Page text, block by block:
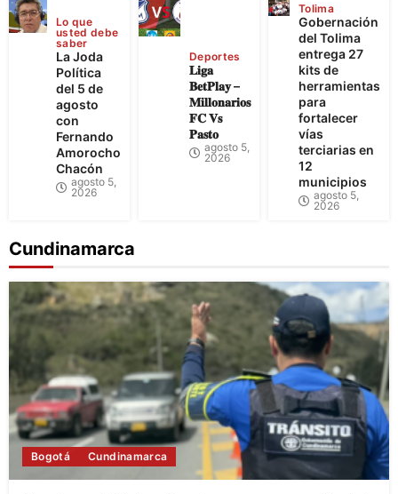
Lo que
usted debe
saber
La Joda
Política
del 5 de
agosto
con
Fernando
Amorocho
Chacón
agosto 5,
2026
Deportes
𝐋𝐢𝐠𝐚
𝐁𝐞𝐭𝐏𝐥𝐚𝐲 –
𝐌𝐢𝐥𝐥𝐨𝐧𝐚𝐫𝐢𝐨𝐬
𝐅𝐂 𝐕𝐬
𝐏𝐚𝐬𝐭𝐨
agosto 5,
2026
Tolima
Gobernación
del Tolima
entrega 27
kits de
herramientas
para
fortalecer
vías
terciarias en
12
municipios
agosto 5,
2026
Cundinamarca
Bogotá Cundinamarca